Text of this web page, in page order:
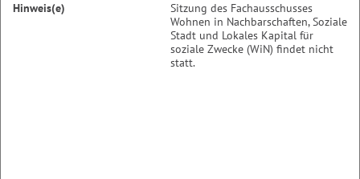
Hinweis(e)
Sitzung des Fachausschusses
Wohnen in Nachbarschaften, Soziale
Stadt und Lokales Kapital für
soziale Zwecke (WiN) findet nicht
statt.